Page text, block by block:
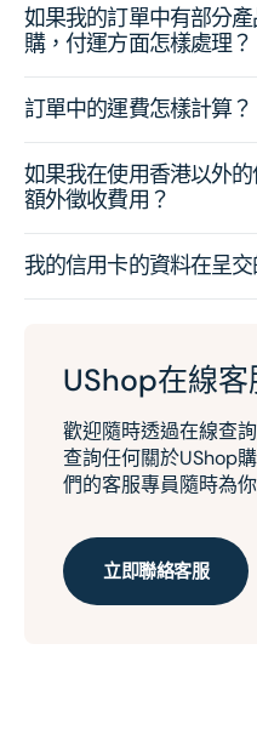
如果我的訂單中有部分
購，付運方面怎樣處理？
訂單中的運費怎樣計算？
如果我在使用香港以外
額外徵收費用？
我的信用卡的資料在呈
UShop在線客
歡迎隨時透過在線查
查詢任何關於UShop
們的客服專員隨時為
立即聯絡客服